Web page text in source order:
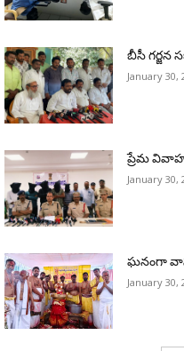
బీసీ గర్జన
January 30,
ప్రేమ
January 30,
ఘనంగా
January 30,